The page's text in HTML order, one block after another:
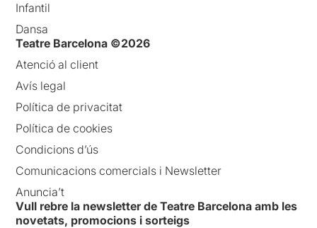
Infantil
Dansa
Teatre Barcelona ©2026
Atenció al client
Avís legal
Política de privacitat
Política de cookies
Condicions d’ús
Comunicacions comercials i Newsletter
Anuncia’t
Vull rebre la newsletter de Teatre Barcelona amb les
novetats, promocions i sorteigs